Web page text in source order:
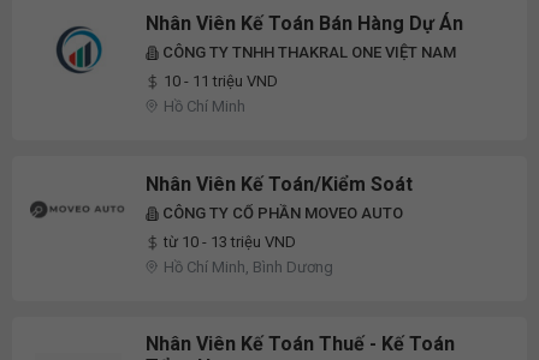
Nhân Viên Kế Toán Bán Hàng Dự Án
CÔNG TY TNHH THAKRAL ONE VIỆT NAM
10 - 11 triệu VND
Hồ Chí Minh
Nhân Viên Kế Toán/kiểm Soát
CÔNG TY CỔ PHẦN MOVEO AUTO
từ 10 - 13 triệu VND
Hồ Chí Minh, Bình Dương
Nhân Viên Kế Toán Thuế - Kế Toán